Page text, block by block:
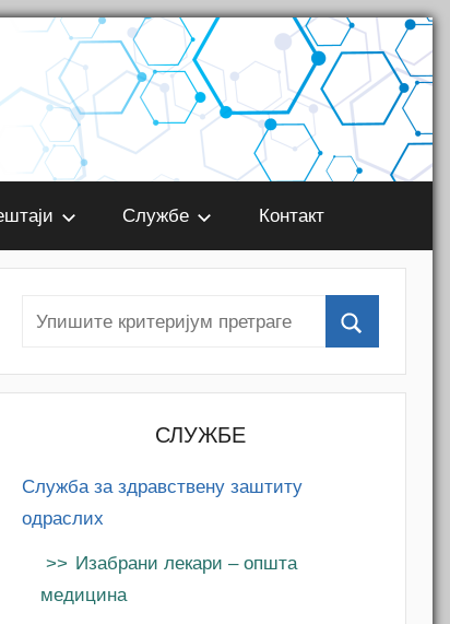
Службе Контакт
СЛУЖБЕ
Служба за здравствену заштиту
одраслих
Изабрани лекари – општа
медицина